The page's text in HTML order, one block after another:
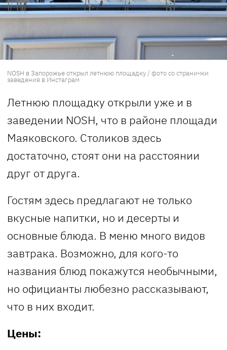
NOSH в Запорожье открыл летнюю площадку / фото со странички
заведения в Инстаграм
Летнюю площадку открыли уже и в
заведении NOSH, что в районе площади
Маяковского. Столиков здесь
достаточно, стоят они на расстоянии
друг от друга.
Гостям здесь предлагают не только
вкусные напитки, но и десерты и
основные блюда. В меню много видов
завтрака. Возможно, для кого-то
названия блюд покажутся необычными,
но официанты любезно рассказывают,
что в них входит.
Цены: